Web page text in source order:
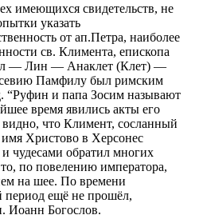
имеющихся свидетельств, не
указать
от ап.Петра, наиболее
св. Климента, епископа
— Лин — Анаклет (Клет) —
Памфилу был римским
“Руфин и папа Зосим называют
время явились акты его
что Климент, сосланный
Христово в Херсонес
чудесами обратил многих
по повелению императора,
на шее. По времени
период ещё не прошёл,
Иоанн Богослов.